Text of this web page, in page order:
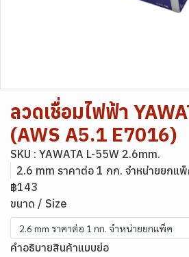
ลวดเชื่อมไฟฟ้า
(AWS A5.1 E7016)
SKU : YAWATA L-55W 2.6mm.
2.6 mm ราคาต่อ 1 กก. จำหน่ายยกแ
฿143
ขนาด / Size
2.6 mm ราคาต่อ 1 กก. จำหน่ายยกแพ็ค
คำอธิบายสินค้าแบบย่อ